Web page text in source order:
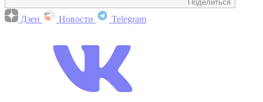
Поделиться
Дзен Новости Telegram